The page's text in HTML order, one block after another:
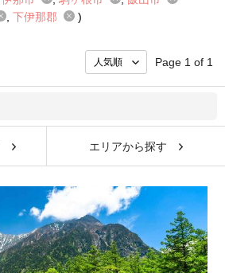
下伊那郡
)
Page 1 of 1
エリアから探す